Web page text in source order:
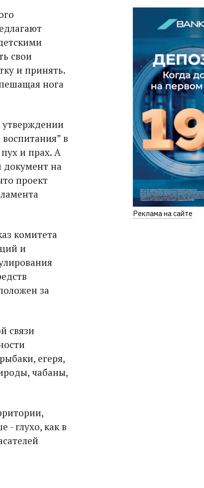
свои
и принять.
нога
в
и прах. А
документ на
проект
комитета
и
за
связи
егеря,
чабаны,
- глухо, как в
Реклама на сайте